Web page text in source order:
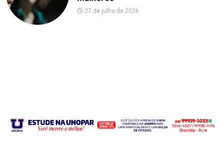
27 de julho de 2026